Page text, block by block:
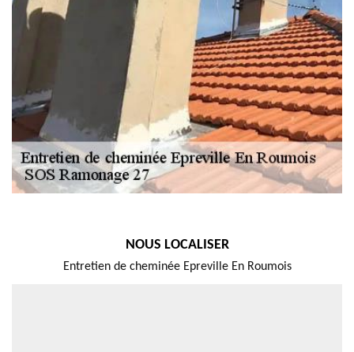
NOUS LOCALISER
Entretien de cheminée Epreville En Roumois